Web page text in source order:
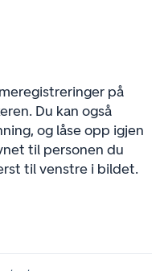
på
Du kan også
og låse opp igjen
til personen du
til venstre i bildet.